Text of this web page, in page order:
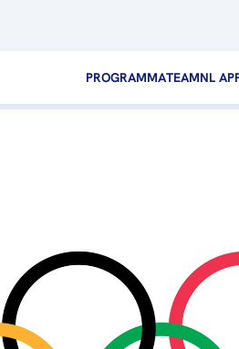
PROGRAMMATEAMNL